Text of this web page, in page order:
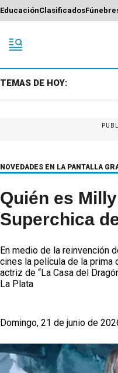
EducaciónClasificados
TEMAS DE HOY:
NOVEDADES EN LA PANTALLA
Quién es
Superchica
En medio de la reinvención
cines la película de la prima
actriz de “La Casa del
La Plata
Domingo, 21 de junio de